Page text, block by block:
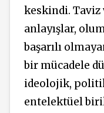
keskindi. Taviz
anlayışlar,
başarılı
bir mücadele
ideolojik,
entelektüel